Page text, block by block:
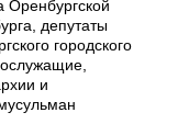
Оренбургской
депутаты
городского
и